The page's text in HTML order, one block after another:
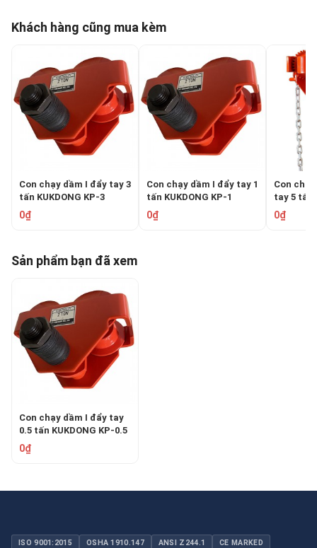
Khách hàng cũng mua kèm
Con chạy dầm I đẩy tay 3
tấn KUKDONG KP-3
0₫
Con chạy dầm I đẩy tay 1
tấn KUKDONG KP-1
0₫
Con
tay 5 tấn
0₫
Sản phẩm bạn đã xem
Con chạy dầm I đẩy tay
0.5 tấn KUKDONG KP-0.5
0₫
ISO 9001:2015 OSHA 1910.147 ANSI Z244.1 CE MARKED